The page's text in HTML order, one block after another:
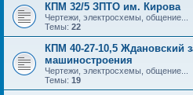
КПМ 32/5 ЗПТО им. Кирова
Чертежи, электросхемы, общение...
Темы: 22
КПМ 40-27-10,5 Ждановский
машиностроения
Чертежи, электросхемы, общение...
Темы: 19